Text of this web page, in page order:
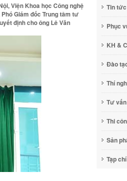
Viện Khoa học Công nghệ
Giám đốc Trung tâm tư
định cho ông Lê Văn
Tin tức
Phục
KH &
Đào
Thí
Tư vấn
Thi
Sản
Tạp chí